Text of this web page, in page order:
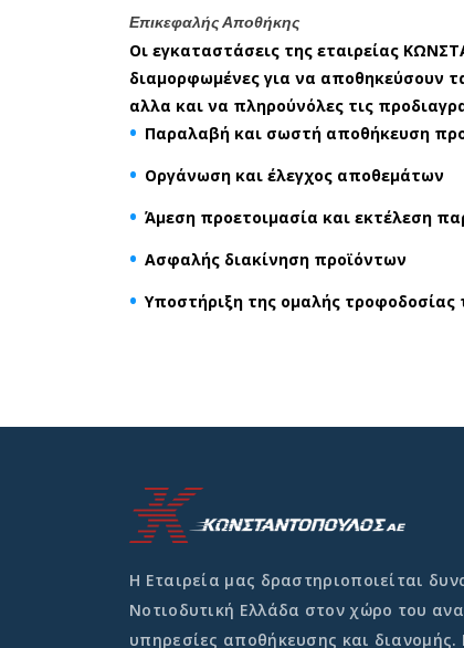
Επικεφαλής Αποθήκης
Οι εγκαταστάσεις της εταιρείας
διαμορφωμένες για να αποθηκεύσουν
αλλα και να πληρούνόλες τις
Παραλαβή και σωστή αποθήκευση
Οργάνωση και έλεγχος αποθεμάτων
Άμεση προετοιμασία και εκτέλεση
Ασφαλής διακίνηση προϊόντων
Υποστήριξη της ομαλής τροφοδοσίας
Η Εταιρεία μας δραστηριοποιείται
Νοτιοδυτική Ελλάδα στον χώρο του
υπηρεσίες αποθήκευσης και διανομής.